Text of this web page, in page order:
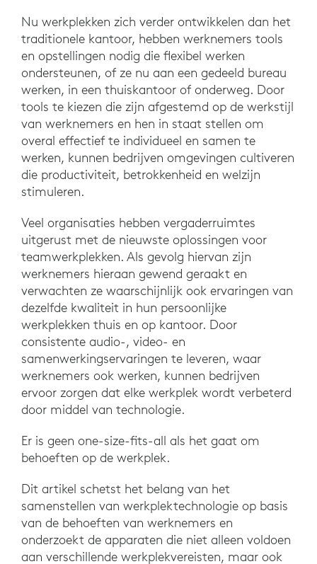
Nu werkplekken zich verder ontwikkelen dan het
traditionele kantoor, hebben werknemers tools
en opstellingen nodig die flexibel werken
ondersteunen, of ze nu aan een gedeeld bureau
werken, in een thuiskantoor of onderweg. Door
tools te kiezen die zijn afgestemd op de werkstijl
van werknemers en hen in staat stellen om
overal effectief te individueel en samen te
werken, kunnen bedrijven omgevingen cultiveren
die productiviteit, betrokkenheid en welzijn
stimuleren.
Veel organisaties hebben vergaderruimtes
uitgerust met de nieuwste oplossingen voor
teamwerkplekken. Als gevolg hiervan zijn
werknemers hieraan gewend geraakt en
verwachten ze waarschijnlijk ook ervaringen van
dezelfde kwaliteit in hun persoonlijke
werkplekken thuis en op kantoor. Door
consistente audio-, video- en
samenwerkingservaringen te leveren, waar
werknemers ook werken, kunnen bedrijven
ervoor zorgen dat elke werkplek wordt verbeterd
door middel van technologie.
Er is geen one-size-fits-all als het gaat om
behoeften op de werkplek.
Dit artikel schetst het belang van het
samenstellen van werkplektechnologie op basis
van de behoeften van werknemers en
onderzoekt de apparaten die niet alleen voldoen
aan verschillende werkplekvereisten, maar ook